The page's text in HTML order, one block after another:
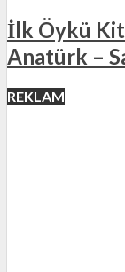
İlk Öykü
Anatürk –
REKLAM